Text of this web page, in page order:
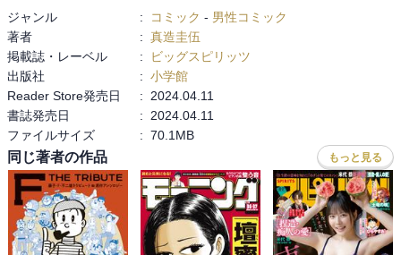
ジャンル : コミック - 男性コミック
著者
: 真造圭伍
掲載誌・レーベル
:
ビッグスピリッツ
出版社
: 小学館
Reader Store発売日
:
2024.04.11
書誌発売日
:
2024.04.11
ファイルサイズ
: 70.1MB
同じ著者の作品 もっと見る